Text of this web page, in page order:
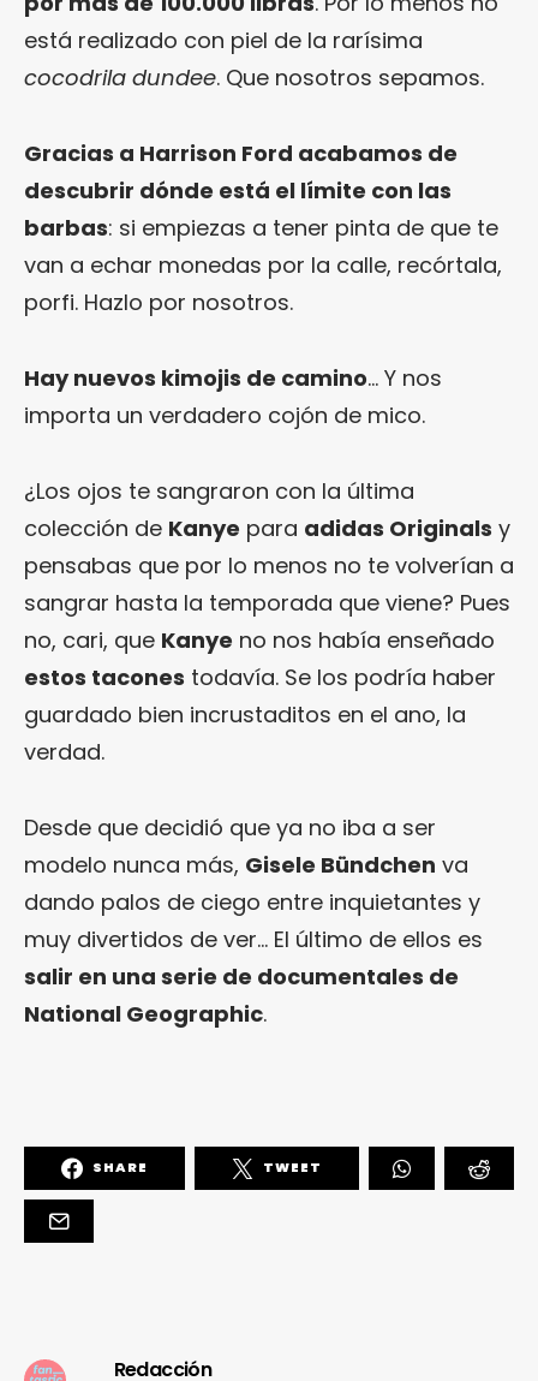
está realizado con piel de la rarísima
cocodrila dundee. Que nosotros sepamos.
Gracias a Harrison Ford acabamos de
descubrir dónde está el límite con las
barbas: si empiezas a tener pinta de que te
van a echar monedas por la calle, recórtala,
porfi. Hazlo por nosotros.
Hay nuevos kimojis de camino… Y nos
importa un verdadero cojón de mico.
¿Los ojos te sangraron con la última
colección de Kanye para adidas Originals y
pensabas que por lo menos no te volverían a
sangrar hasta la temporada que viene? Pues
no, cari, que Kanye no nos había enseñado
estos tacones todavía. Se los podría haber
guardado bien incrustaditos en el ano, la
verdad.
Desde que decidió que ya no iba a ser
modelo nunca más, Gisele Bündchen va
dando palos de ciego entre inquietantes y
muy divertidos de ver… El último de ellos es
salir en una serie de documentales de
National Geographic.
SHARE TWEET
Redacción